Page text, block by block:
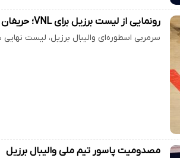
رونمایی از لیست برزیل برای VNL؛ حریفان ایران با تمام قوا می‌آیند
سرمربی اسطوره‌ای والیبال برزیل، لیست
مصدومیت پاسور تیم ملی والیبال برزیل